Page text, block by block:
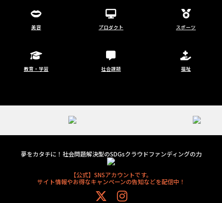
美容 プロダクト スポーツ
教育・学習 社会課題 福祉
夢をカタチに！社会問題解決型のSDGsクラウドファンディングの力
【公式】SNSアカウントです。
サイト情報やお得なキャンペーンの告知などを配信中！